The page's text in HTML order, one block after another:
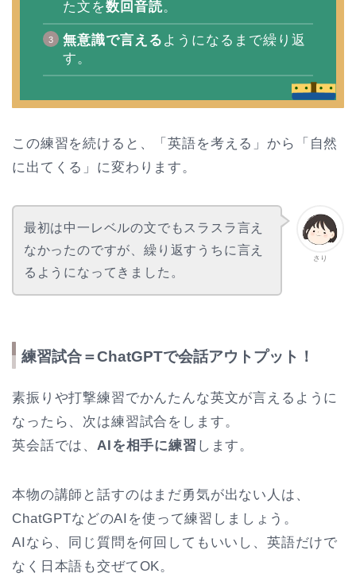
た文を数回音読。
無意識で言える ようになるまで繰り返
す。
この練習を続けると、「英語を考える」から「自然
に出てくる」に変わります。
さり
最初は中一レベルの文でもスラスラ言え
なかったのですが、繰り返すうちに言え
るようになってきました。
練習試合＝ChatGPTで会話アウトプット！
素振りや打撃練習でかんたんな英文が言えるように
なったら、次は練習試合をします。
英会話では、AIを相手に練習 します。
本物の講師と話すのはまだ勇気が出ない人は、
ChatGPTなどのAIを使って練習しましょう。
AIなら、同じ質問を何回してもいいし、英語だけで
なく日本語も交ぜてOK。